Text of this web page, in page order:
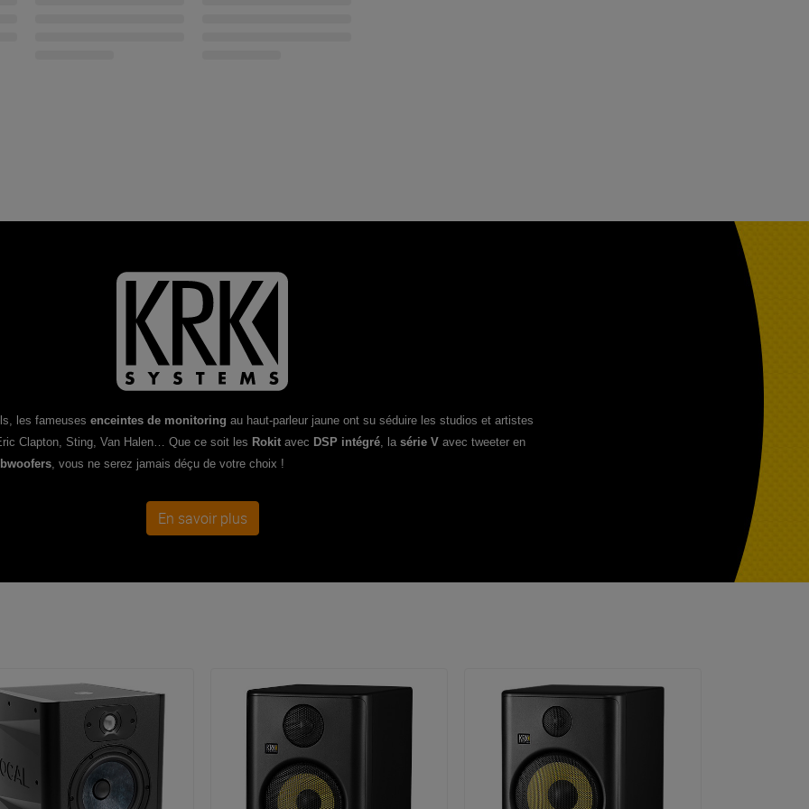
les fameuses enceintes de monitoring au haut-parleur jaune ont su séduire les studios et artistes
Clapton, Sting, Van Halen… Que ce soit les Rokitavec DSP intégré, la série Vavec tweeter en
, vous ne serez jamais déçu de votre choix !
En savoir plus